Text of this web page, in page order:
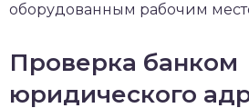
оборудованным рабочим
Проверка банком
юридического